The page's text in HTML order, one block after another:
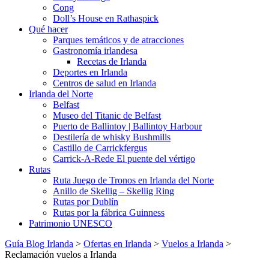
Cong
Doll’s House en Rathaspick
Qué hacer
Parques temáticos y de atracciones
Gastronomía irlandesa
Recetas de Irlanda
Deportes en Irlanda
Centros de salud en Irlanda
Irlanda del Norte
Belfast
Museo del Titanic de Belfast
Puerto de Ballintoy | Ballintoy Harbour
Destilería de whisky Bushmills
Castillo de Carrickfergus
Carrick-A-Rede El puente del vértigo
Rutas
Ruta Juego de Tronos en Irlanda del Norte
Anillo de Skellig – Skellig Ring
Rutas por Dublín
Rutas por la fábrica Guinness
Patrimonio UNESCO
Guía Blog Irlanda > Ofertas en Irlanda > Vuelos a Irlanda >
Reclamación vuelos a Irlanda